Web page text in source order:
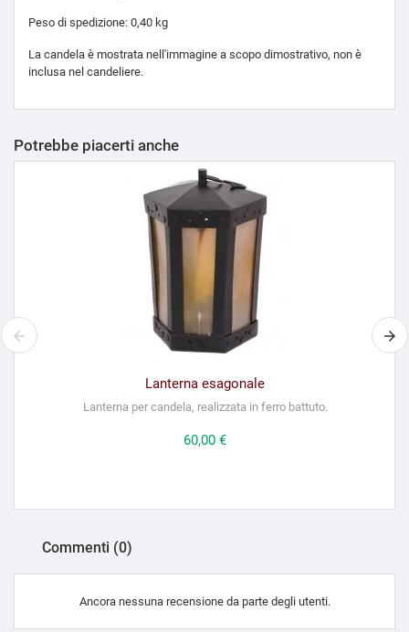
Peso di spedizione: 0,40 kg
La candela è mostrata nell'immagine a scopo dimostrativo, non è
inclusa nel candeliere.
Potrebbe piacerti anche
Lanterna esagonale
Lanterna per candela, realizzata in ferro battuto.
Prezzo
60,00 €
Commenti (0)
Ancora nessuna recensione da parte degli utenti.